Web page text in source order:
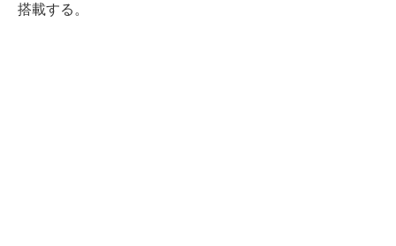
搭載する。